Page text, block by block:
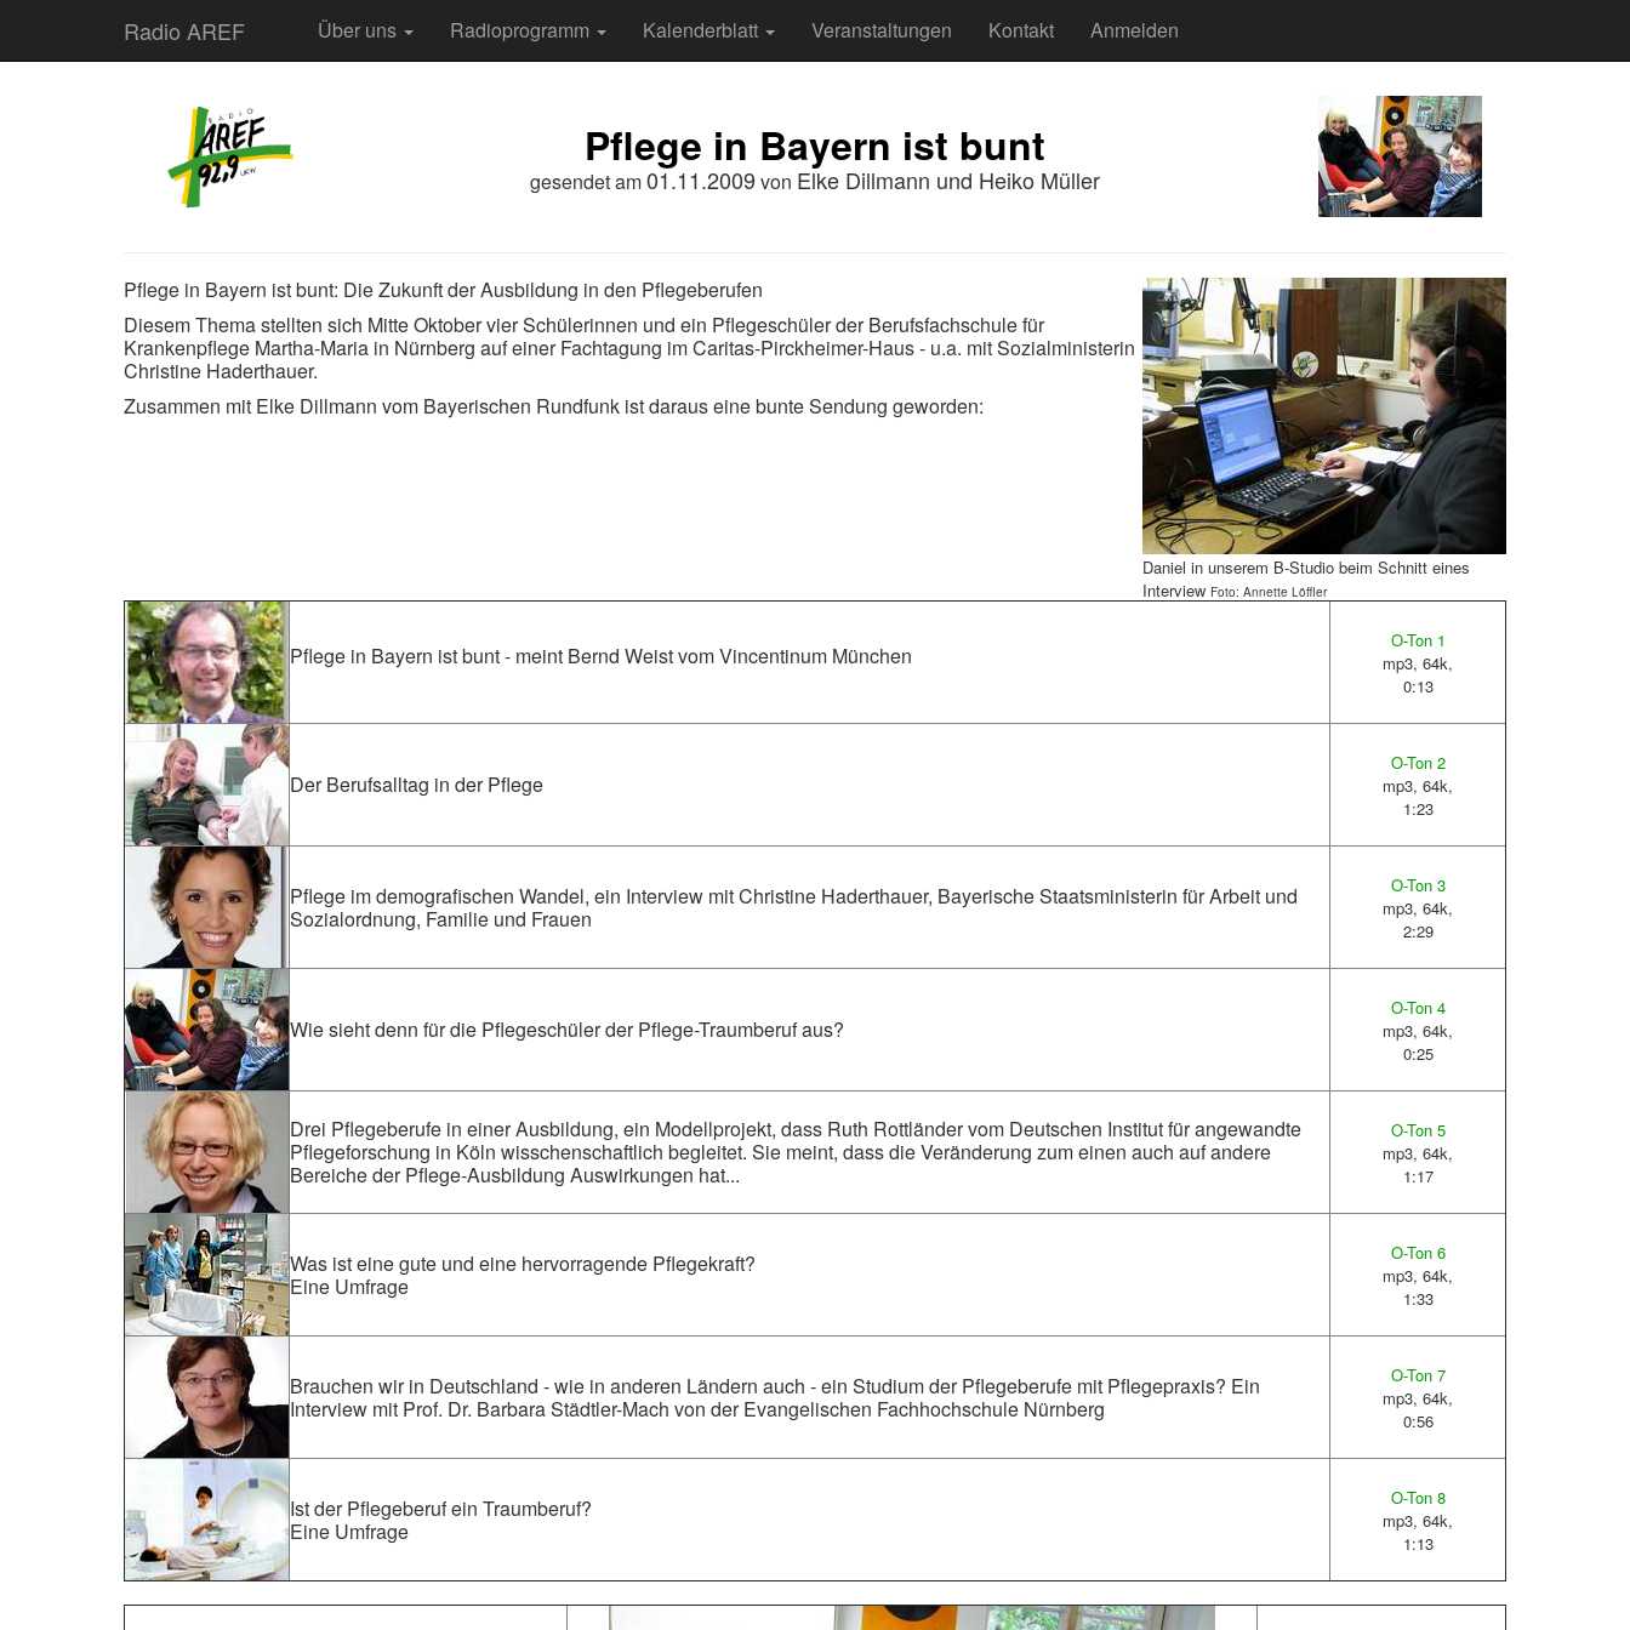
Radio AREF Über uns Radioprogramm Kalenderblatt Veranstaltungen Kontakt Anmelden
Pflege in Bayern ist bunt
gesendet am01.11.2009 von Elke Dillmann und Heiko Müller
Daniel in unserem B-Studio beim Schnitt eines
Interview Foto: Annette Löffler
Pflege in Bayern ist bunt: Die Zukunft der Ausbildung in den Pflegeberufen
Diesem Thema stellten sich Mitte Oktober vier Schülerinnen und ein Pflegeschüler der Berufsfachschule für
Krankenpflege Martha-Maria in Nürnberg auf einer Fachtagung im Caritas-Pirckheimer-Haus - u.a. mit Sozialministerin
Christine Haderthauer.
Zusammen mit Elke Dillmann vom Bayerischen Rundfunk ist daraus eine bunte Sendung geworden:
Pflege in Bayern ist bunt - meint Bernd Weist vom Vincentinum München
O-Ton 1
mp3, 64k,
0:13
Der Berufsalltag in der Pflege
O-Ton 2
mp3, 64k,
1:23
Pflege im demografischen Wandel, ein Interview mit Christine Haderthauer, Bayerische Staatsministerin für Arbeit und
Sozialordnung, Familie und Frauen
O-Ton 3
mp3, 64k,
2:29
Wie sieht denn für die Pflegeschüler der Pflege-Traumberuf aus?
O-Ton 4
mp3, 64k,
0:25
Drei Pflegeberufe in einer Ausbildung, ein Modellprojekt, dass Ruth Rottländer vom Deutschen Institut für angewandte
Pflegeforschung in Köln wisschenschaftlich begleitet. Sie meint, dass die Veränderung zum einen auch auf andere
Bereiche der Pflege-Ausbildung Auswirkungen hat...
O-Ton 5
mp3, 64k,
1:17
Was ist eine gute und eine hervorragende Pflegekraft?
Eine Umfrage
O-Ton 6
mp3, 64k,
1:33
Brauchen wir in Deutschland - wie in anderen Ländern auch - ein Studium der Pflegeberufe mit Pflegepraxis? Ein
Interview mit Prof. Dr. Barbara Städtler-Mach von der Evangelischen Fachhochschule Nürnberg
O-Ton 7
mp3, 64k,
0:56
Ist der Pflegeberuf ein Traumberuf?
Eine Umfrage
O-Ton 8
mp3, 64k,
1:13